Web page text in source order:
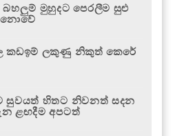
මුහුදට පෙරලීම සුළු
නොවේ
කඩඉම් ලකුණු නිකුත් කෙරේ
සුවයත් හිතට නිවනත් සදන
ළඟදීම අපටත්